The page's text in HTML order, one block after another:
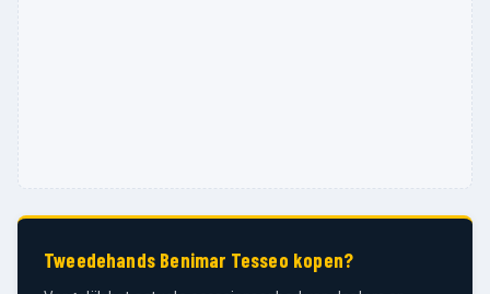
Tweedehands Benimar Tesseo kopen?